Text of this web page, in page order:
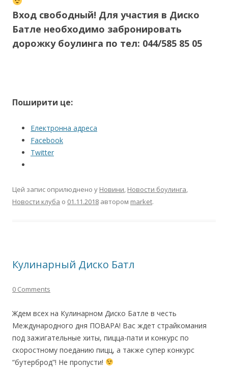
Вход свободный! Для участия в Диско
Батле необходимо забронировать
дорожку боулинга по тел: 044/585 85 05
Поширити це:
Електронна адреса
Facebook
Twitter
Цей запис оприлюднено у Новини, Новости боулинга,
Новости клуба о 01.11.2018 автором market.
Кулинарный Диско Батл
0 Comments
Ждем всех на Кулинарном Диско Батле в честь
Международного дня ПОВАРА! Вас ждет страйкомания
под зажигательные хиты, пицца-пати и конкурс по
скоростному поеданию пицц, а также супер конкурс
“бутерброд”! Не пропусти!